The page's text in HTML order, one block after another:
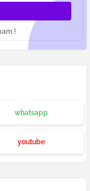
!
whatsapp
youtube